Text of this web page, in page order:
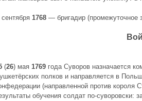
1768 — бригадир (промежуточное
(26) мая 1769 года Суворов назначается
полков и направляется в
(направленной против короля
обучения солдат по-суворовски: